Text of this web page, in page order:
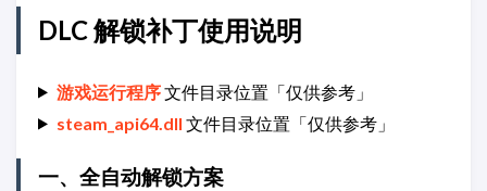
DLC 解锁补丁使用说明
游戏运行程序文件目录位置「仅供参考」
steam_api64.dll 文件目录位置「仅供参考」
一、全自动解锁方案